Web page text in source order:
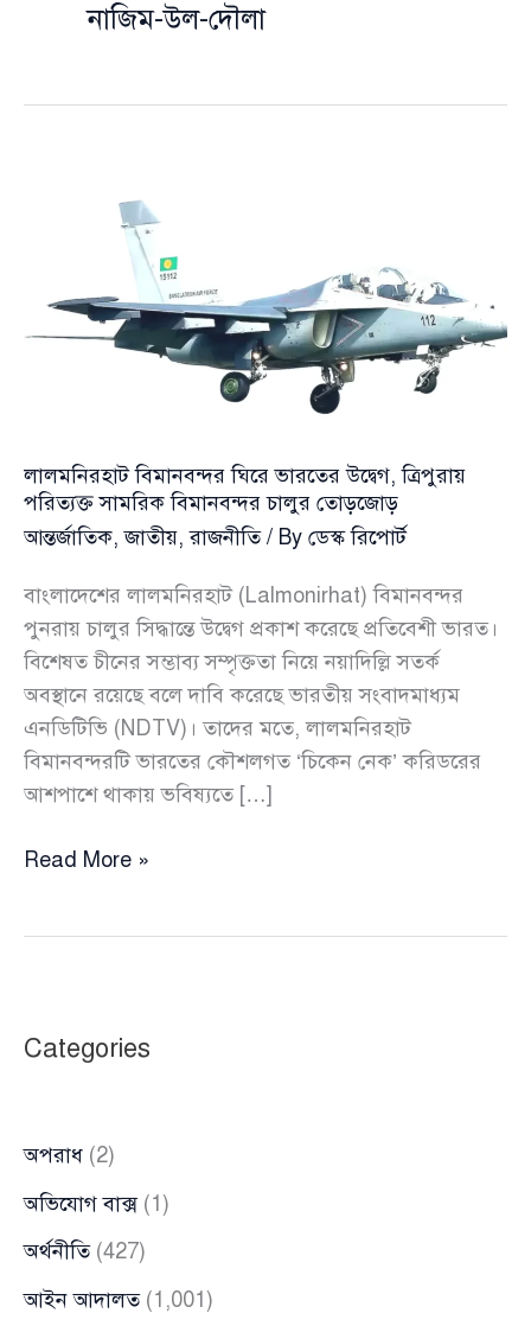
নাজিম-উল-দৌলা
লালমনিরহাট বিমানবন্দর ঘিরে ভারতের উদ্বেগ, ত্রিপুরায়
পরিত্যক্ত সামরিক বিমানবন্দর চালুর তোড়জোড়
আন্তর্জাতিক,জাতীয়,রাজনীতি/ By ডেস্ক রিপোর্ট
বাংলাদেশের লালমনিরহাট (Lalmonirhat) বিমানবন্দর
পুনরায় চালুর সিদ্ধান্তে উদ্বেগ প্রকাশ করেছে প্রতিবেশী ভারত।
বিশেষত চীনের সম্ভাব্য সম্পৃক্ততা নিয়ে নয়াদিল্লি সতর্ক
অবস্থানে রয়েছে বলে দাবি করেছে ভারতীয় সংবাদমাধ্যম
এনডিটিভি (NDTV)। তাদের মতে, লালমনিরহাট
বিমানবন্দরটি ভারতের কৌশলগত ‘চিকেন নেক’ করিডরের
আশপাশে থাকায় ভবিষ্যতে […]
লালমনিরহাট
পরিত্যক্ত
চালুর
তোড়জোড়
Read More »
Categories
অপরাধ (2)
অভিযোগ বাক্স(1)
অর্থনীতি(427)
আইন আদালত(1,001)